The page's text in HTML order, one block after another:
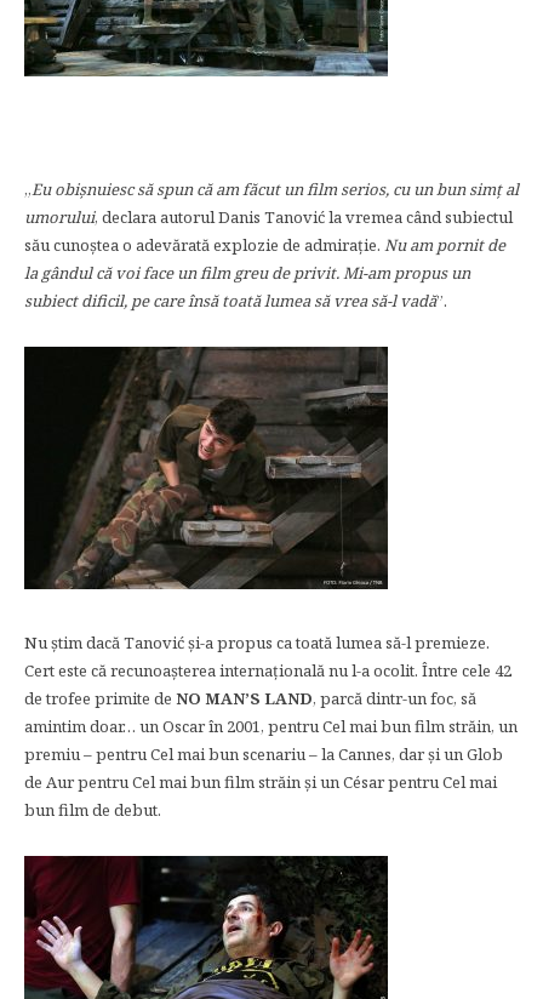
„Eu obişnuiesc să spun că am făcut un film serios, cu un bun simțal
umorului, declara autorul Danis Tanović la vremea când subiectul
său cunoştea o adevărată explozie de admiraţie. Nu am pornit de
la gândul că voi face un film greu de privit. Mi-am propus un
subiect dificil, pe care însă toată lumea să vrea să-l vadă”.
Nu ştim dacă Tanović şi-a propus ca toată lumea să-l premieze.
Cert este că recunoaşterea internaţională nu l-a ocolit. Între cele 42
de trofee primite de NO MAN’S LAND, parcă dintr-un foc, să
amintim doar… un Oscar în 2001, pentru Cel mai bun film străin, un
premiu – pentru Cel mai bun scenariu – la Cannes, dar şi un Glob
de Aur pentru Cel mai bun film străin şi un César pentru Cel mai
bun film de debut.